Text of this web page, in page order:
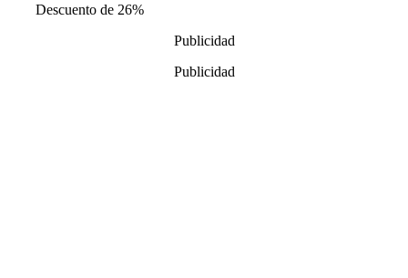
precios:
Descuento de 26%
Publicidad
Publicidad